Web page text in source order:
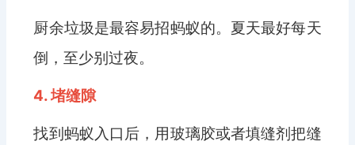
厨余垃圾是最容易招蚂蚁的。夏天最好每天
倒，至少别过夜。
4. 堵缝隙
找到蚂蚁入口后，用玻璃胶或者填缝剂把缝